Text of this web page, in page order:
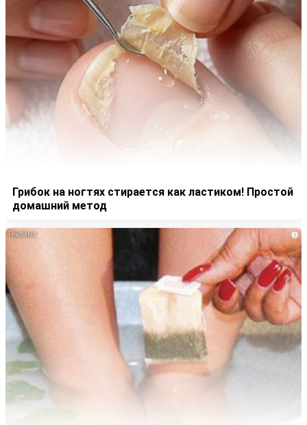
Грибок на ногтях стирается как ластиком! Простой
домашний метод
i